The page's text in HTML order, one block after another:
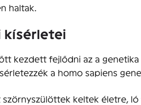
haltak.
kísérletei
kezdett fejlődni az a genetika
a homo sapiens
keltek életre,